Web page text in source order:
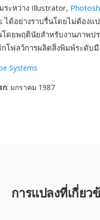
ะหว่าง Illustrator,
ได้อย่างราบรื่นโดยไม่ต้องแ
โดยพฤตินัยสำหรับงานภาพป
กโฟลว์การผลิตสิ่งพิมพ์ระดับ
Systems
ก: มกราคม 1987
การแปลงที่เกี่ยว